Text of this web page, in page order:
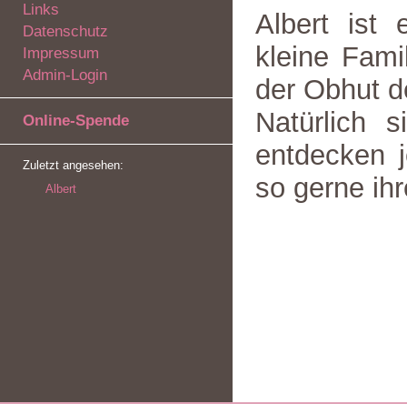
Links
Datenschutz
Impressum
Admin-Login
Online-Spende
Zuletzt angesehen:
Albert
Albert ist
kleine
der Obhut
Natürlich
entdecken
so gerne